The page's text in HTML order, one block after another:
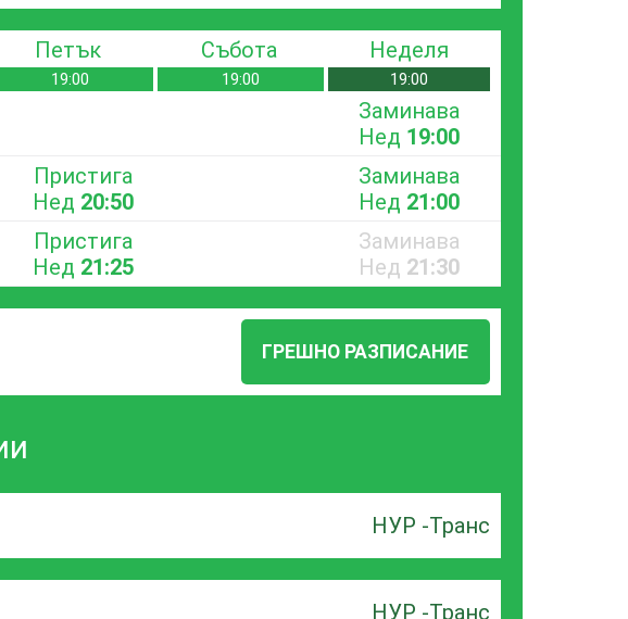
Петък
19:00
Събота
19:00
Неделя
19:00
Заминава
Нед 19:00
Пристига
Нед 20:50
Заминава
Нед 21:00
Пристига
Нед 21:25
Заминава
Нед 21:30
ГРЕШНО РАЗПИСАНИЕ
НУР -Транс
НУР -Транс